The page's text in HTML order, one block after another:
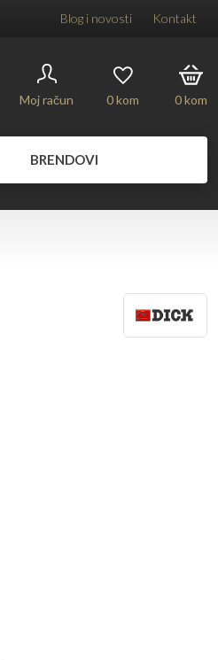
Blog i novosti Kontakt
Moj račun 0kom 0kom
BRENDOVI